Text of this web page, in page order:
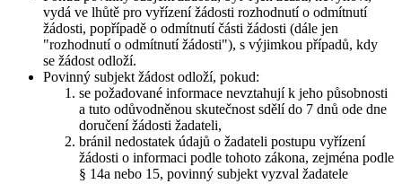
vydá ve lhůtě pro vyřízení žádosti rozhodnutí o odmítnutí
žádosti, popřípadě o odmítnutí části žádosti (dále jen
"rozhodnutí o odmítnutí žádosti"), s výjimkou případů, kdy
se žádost odloží.
Povinný subjekt žádost odloží, pokud:
se požadované informace nevztahují k jeho působnosti
a tuto odůvodněnou skutečnost sdělí do 7 dnů ode dne
doručení žádosti žadateli,
bránil nedostatek údajů o žadateli postupu vyřízení
žádosti o informaci podle tohoto zákona, zejména podle
§ 14a nebo 15, povinný subjekt vyzval žadatele